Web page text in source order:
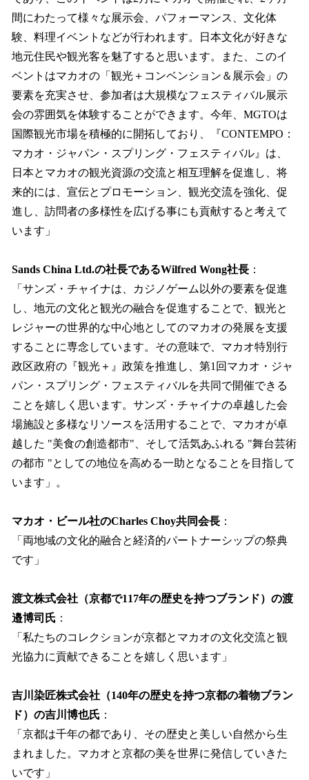
間にわたって様々な展示会、パフォーマンス、文化体
験、料理イベントなどが行われます。日本文化が好きな
地元住民や観光客を魅了すると思います。また、このイ
ベントはマカオの「観光＋コンベンション＆展示会」の
要素を充実させ、参加者は大規模なフェスティバル展示
会の雰囲気を体験することができます。今年、MGTOは
国際観光市場を積極的に開拓しており、『CONTEMPO：
マカオ・ジャパン・スプリング・フェスティバル』は、
日本とマカオの観光資源の交流と相互理解を促進し、将
来的には、宣伝とプロモーション、観光交流を強化、促
進し、訪問者の多様性を広げる事にも貢献すると考えて
います」
Sands China Ltd.の社長であるWilfred Wong社長 ：
「サンズ・チャイナは、カジノゲーム以外の要素を促進
し、地元の文化と観光の融合を促進することで、観光と
レジャーの世界的な中心地としてのマカオの発展を支援
することに専念しています。その意味で、マカオ特別行
政区政府の『観光＋』政策を推進し、第1回マカオ・ジャ
パン・スプリング・フェスティバルを共同で開催できる
ことを嬉しく思います。サンズ・チャイナの卓越した会
場施設と多様なリソースを活用することで、マカオが卓
越した "美食の創造都市"、そして活気あふれる "舞台芸術
の都市 "としての地位を高める一助となることを目指して
います」。
マカオ・ビール社のCharles Choy共同会長 ：
「両地域の文化的融合と経済的パートナーシップの祭典
です」
渡文株式会社（京都で117年の歴史を持つブランド）の渡
邉博司氏 ：
「私たちのコレクションが京都とマカオの文化交流と観
光協力に貢献できることを嬉しく思います」
吉川染匠株式会社（140年の歴史を持つ京都の着物ブラン
ド）の吉川博也氏 ：
「京都は千年の都であり、その歴史と美しい自然から生
まれました。マカオと京都の美を世界に発信していきた
いです」